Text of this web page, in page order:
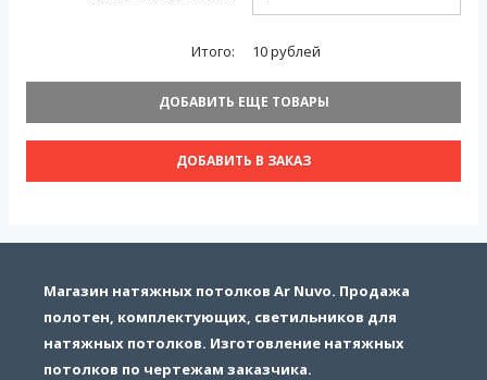
Итого: 10рублей
ДОБАВИТЬ ЕЩЕ ТОВАРЫ
ДОБАВИТЬ В ЗАКАЗ
Магазин натяжных потолков Ar Nuvo. Продажа
полотен, комплектующих, светильников для
натяжных потолков. Изготовление натяжных
потолков по чертежам заказчика.